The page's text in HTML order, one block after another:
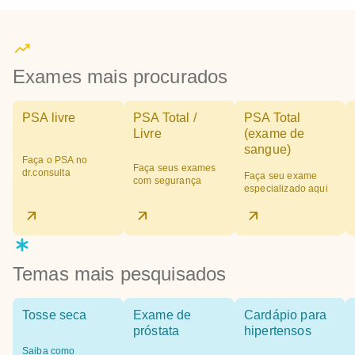
Exames mais procurados
PSA livre
Faça o PSA no
dr.consulta
PSA Total /
Livre
Faça seus exames
com segurança
PSA Total
(exame de
sangue)
Faça seu exame
especializado aqui
Temas mais pesquisados
Tosse seca
Saiba como
Exame de
próstata
Cardápio para
hipertensos